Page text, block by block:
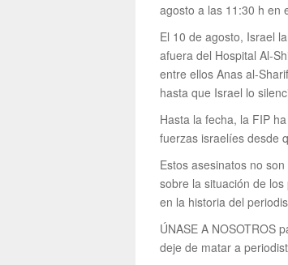
agosto a las 11:30 h en
El 10 de agosto, Israel
afuera del Hospital Al-
entre ellos Anas al-
hasta que Israel lo
Hasta la fecha, la FIP
fuerzas israelíes desde
Estos asesinatos no
sobre la situación de
en la historia del
ÚNASE A NOSOTROS
deje de matar a